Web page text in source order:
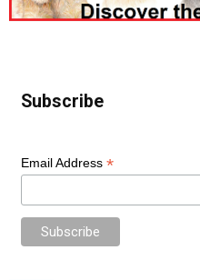
Subscribe
Email Address *